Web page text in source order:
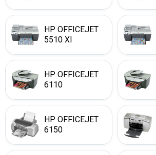
HP OFFICEJET
5510 XI
HP OFFICEJET
6110
HP OFFICEJET
6150